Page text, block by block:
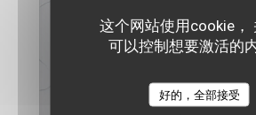
这个网站使用cookie，
可以控制想要激活的内
好的，全部接受